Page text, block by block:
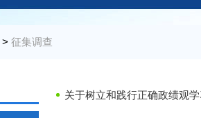
> 征集调查
关于树立和践行正确政绩观